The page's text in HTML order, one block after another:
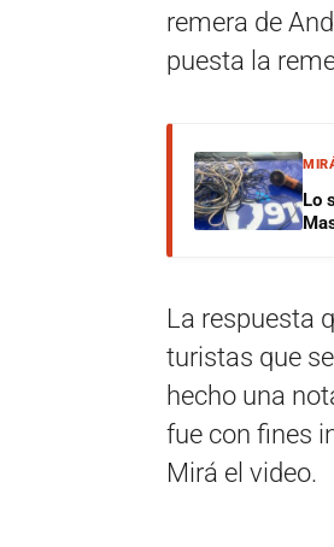
remera de
puesta la
Lo
La respuesta
turistas que
hecho una
fue con fines
Mirá el video.